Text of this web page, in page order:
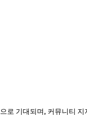
로 기대되며, 커뮤니티 지